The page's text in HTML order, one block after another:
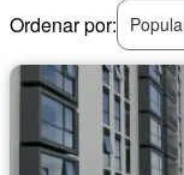
Ordenar por: